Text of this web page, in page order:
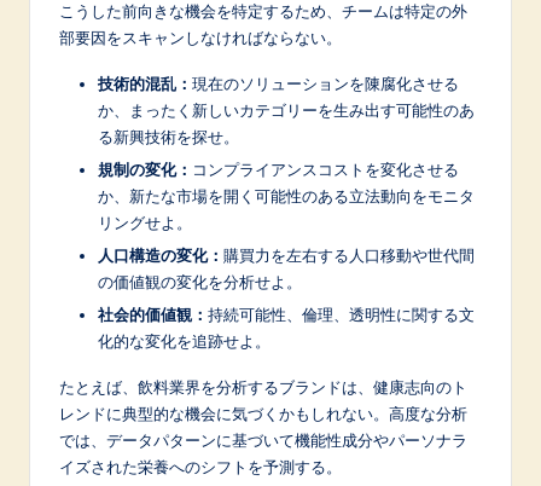
こうした前向きな機会を特定するため、チームは特定の外
部要因をスキャンしなければならない。
技術的混乱： 現在のソリューションを陳腐化させる
か、まったく新しいカテゴリーを生み出す可能性のあ
る新興技術を探せ。
規制の変化： コンプライアンスコストを変化させる
か、新たな市場を開く可能性のある立法動向をモニタ
リングせよ。
人口構造の変化： 購買力を左右する人口移動や世代間
の価値観の変化を分析せよ。
社会的価値観： 持続可能性、倫理、透明性に関する文
化的な変化を追跡せよ。
たとえば、飲料業界を分析するブランドは、健康志向のト
レンドに典型的な機会に気づくかもしれない。高度な分析
では、データパターンに基づいて機能性成分やパーソナラ
イズされた栄養へのシフトを予測する。